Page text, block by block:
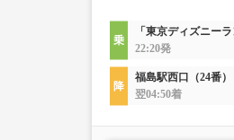
「東京ディズニーラ
22:20発
福島駅西口（24番）
翌04:50着